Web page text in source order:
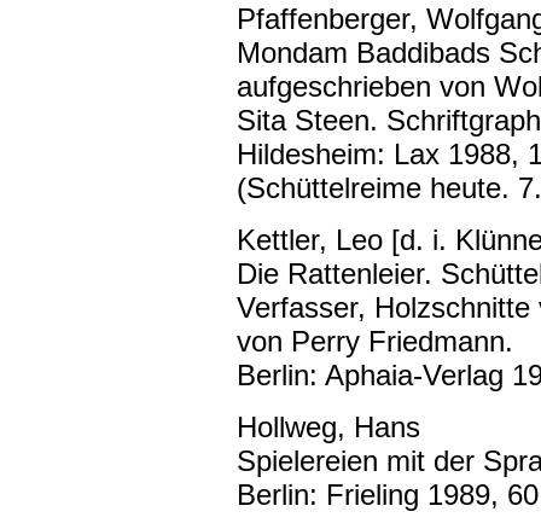
Pfaffenberger,
Mondam Baddibads
aufgeschrieben von
Sita Steen.
Hildesheim: Lax 1988,
(Schüttelreime heute.
Kettler, Leo [d. i.
Die Rattenleier.
Verfasser,
von Perry Friedmann.
Berlin: Aphaia-Verlag
Hollweg, Hans
Spielereien mit der
Berlin: Frieling 1989,